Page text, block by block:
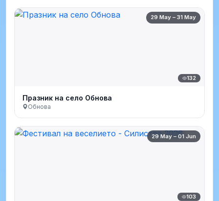
29 May – 31 May
132
Празник на село Обнова
Обнова
29 May – 01 Jun
103